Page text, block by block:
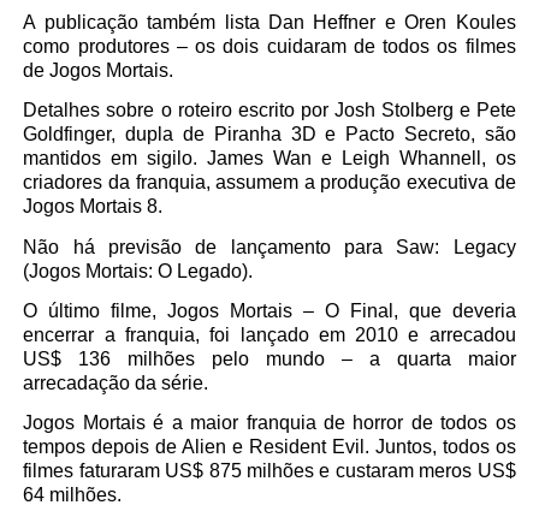
A publicação também lista Dan Heffner e Oren Koules
como produtores – os dois cuidaram de todos os filmes
de Jogos Mortais.
Detalhes sobre o roteiro escrito por Josh Stolberg e Pete
Goldfinger, dupla de Piranha 3D e Pacto Secreto, são
mantidos em sigilo. James Wan e Leigh Whannell, os
criadores da franquia, assumem a produção executiva de
Jogos Mortais 8.
Não há previsão de lançamento para Saw: Legacy
(Jogos Mortais: O Legado).
O último filme, Jogos Mortais – O Final, que deveria
encerrar a franquia, foi lançado em 2010 e arrecadou
US$ 136 milhões pelo mundo – a quarta maior
arrecadação da série.
Jogos Mortais é a maior franquia de horror de todos os
tempos depois de Alien e Resident Evil. Juntos, todos os
filmes faturaram US$ 875 milhões e custaram meros US$
64 milhões.